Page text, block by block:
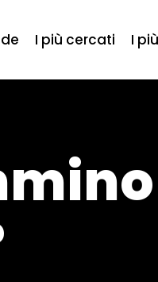
I più cercati I